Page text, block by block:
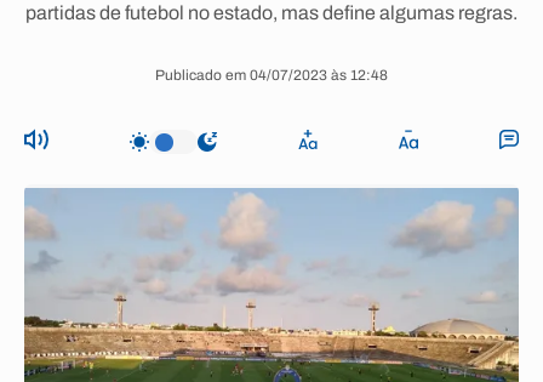
partidas de futebol no estado, mas define algumas regras.
Publicado em 04/07/2023 às 12:48